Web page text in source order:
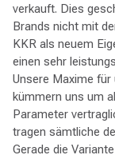
verkauft. Dies
Brands nicht mit
KKR als neuem
einen sehr
Unsere Maxime für
kümmern uns um
Parameter
tragen sämtliche
Gerade die